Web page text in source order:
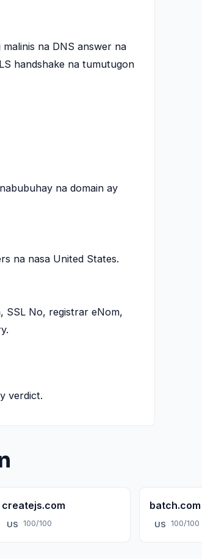
na DNS answer na
handshake na tumutugon
na domain ay
na nasa United States.
SSL No, registrar eNom,
verdict.
createjs.com
US 100/100
batch.com
US 100/100